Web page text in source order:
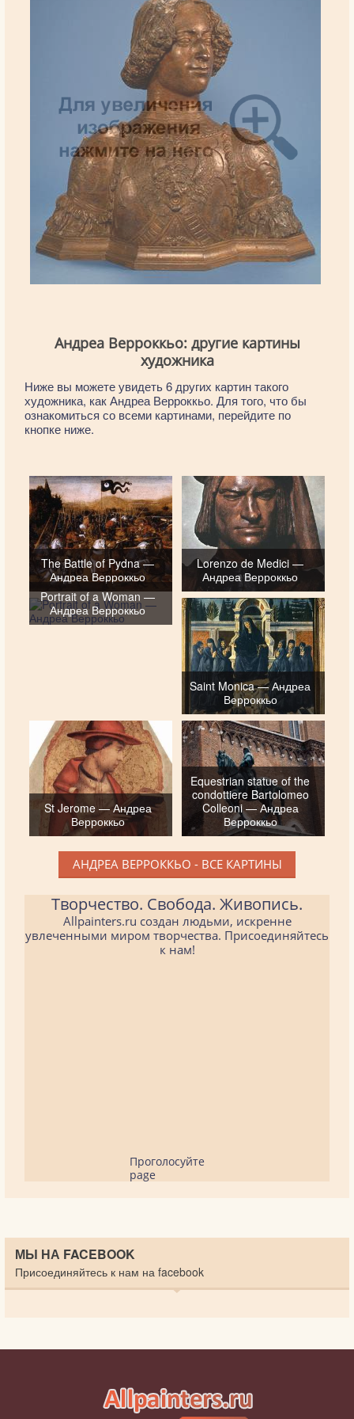
Андреа Верроккьо: другие картины
художника
Ниже вы можете увидеть 6 других картин такого
художника, как Андреа Верроккьо. Для того, что бы
ознакомиться со всеми картинами, перейдите по
кнопке ниже.
The Battle of Pydna —
Андреа Верроккьо
Lorenzo de Medici —
Андреа Верроккьо
Portrait of a Woman —
Андреа Верроккьо
Saint Monica — Андреа
Верроккьо
St Jerome — Андреа
Верроккьо
Equestrian statue of the
condottiere Bartolomeo
Colleoni — Андреа
Верроккьо
АНДРЕА ВЕРРОККЬО - ВСЕ КАРТИНЫ
Творчество. Свобода. Живопись.
Allpainters.ru создан людьми, искренне
увлеченными миром творчества. Присоединяйтесь
к нам!
Проголосуйте
page
МЫ НА FACEBOOK
Присоединяйтесь к нам на facebook